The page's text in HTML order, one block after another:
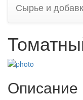
Сырье и
Описание